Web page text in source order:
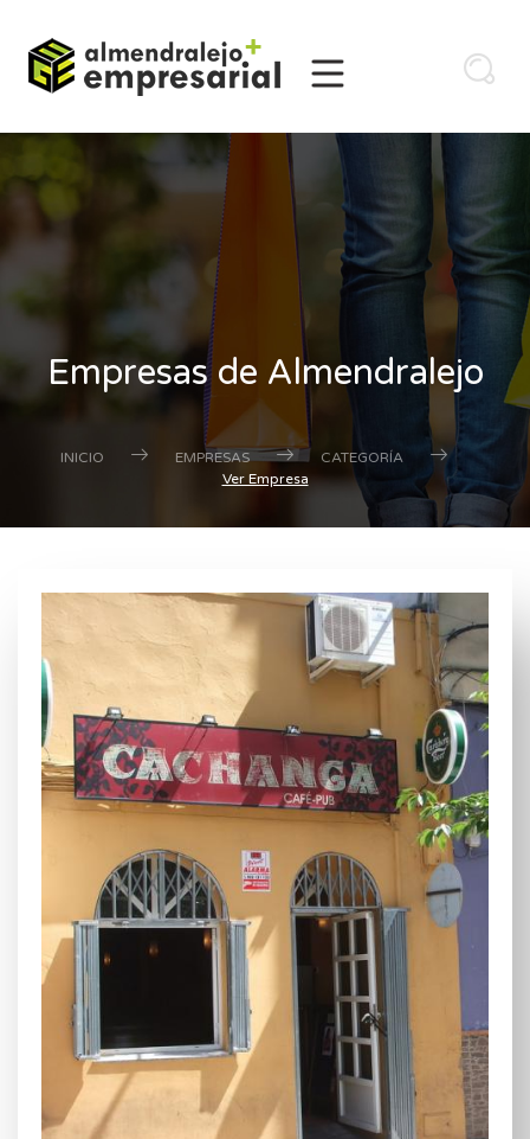
Empresas de Almendralejo
INICIO EMPRESAS
CATEGORÍA
Ver Empresa